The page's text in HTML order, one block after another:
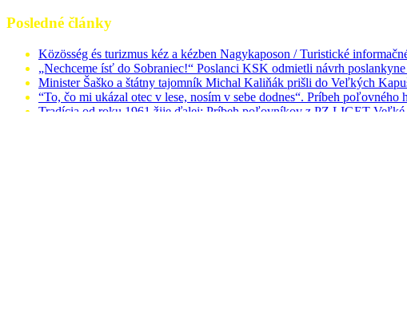
Posledné články
Közösség és turizmus kéz a kézben Nagykaposon / Turistické
„Nechceme ísť do Sobraniec!“ Poslanci KSK odmietli návrh
Minister Šaško a štátny tajomník Michal Kaliňák prišli do Veľkých
“To, čo mi ukázal otec v lese, nosím v sebe dodnes“. Príbeh
Tradícia od roku 1961 žije ďalej: Príbeh poľovníkov z PZ LIGET Veľké